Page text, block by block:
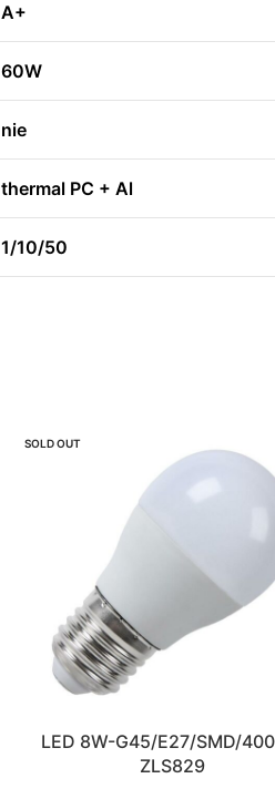
A+
60W
nie
thermal PC + Al
1/10/50
SOLD OUT
LED 8W-G45/E27/SMD/
ZLS829